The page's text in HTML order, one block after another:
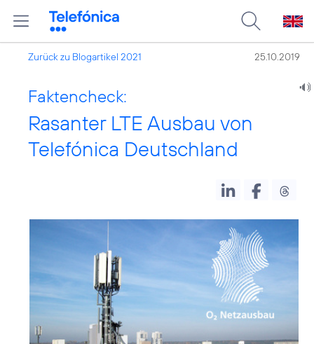
Zurück zu Blogartikel 2021 25.10.2019
Faktencheck:
Rasanter LTE Ausbau von
Telefónica Deutschland